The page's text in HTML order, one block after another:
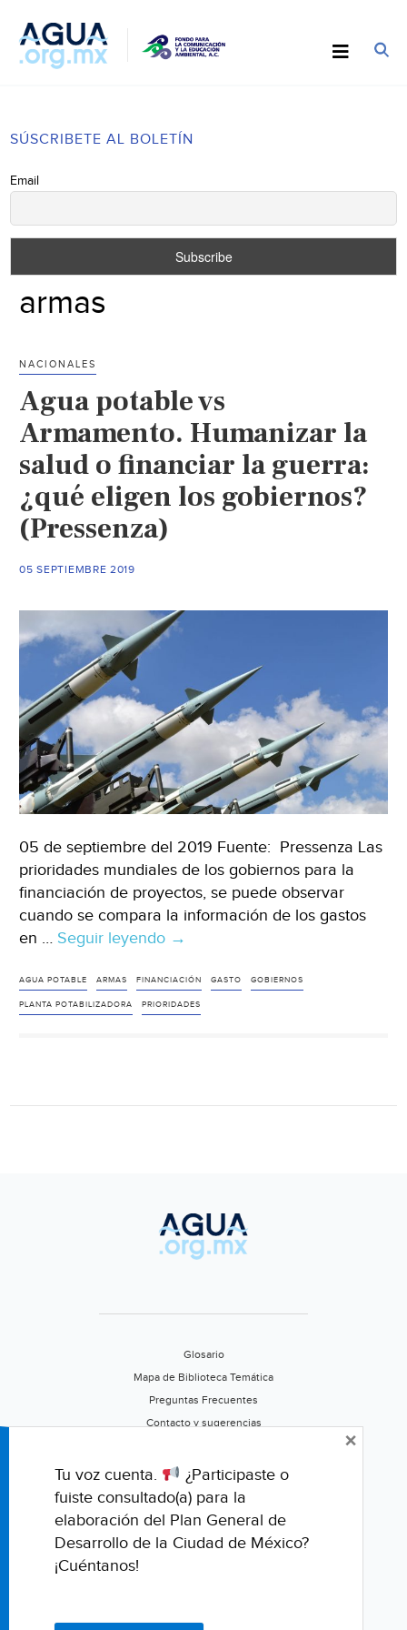
SÚSCRIBETE AL BOLETÍN
Email
armas
NACIONALES
Agua potable vs
Armamento. Humanizar la
salud o financiar la guerra:
¿qué eligen los gobiernos?
(Pressenza)
05 SEPTIEMBRE 2019
05 de septiembre del 2019 Fuente: Pressenza Las
prioridades mundiales de los gobiernos para la
financiación de proyectos, se puede observar
cuando se compara la información de los gastos
en … Seguir leyendo Agua
vs
Armamento.
eligen
los
gobiernos?
→
AGUA POTABLE ARMAS FINANCIACIÓN GASTO GOBIERNOS
PLANTA POTABILIZADORA PRIORIDADES
Glosario
Mapa de Biblioteca Temática
Preguntas Frecuentes
Contacto y sugerencias
Califica este portal
Tu voz cuenta.
¿Participaste o
fuiste consultado(a) para la
elaboración del Plan General de
Desarrollo de la Ciudad de México?
¡Cuéntanos!
×